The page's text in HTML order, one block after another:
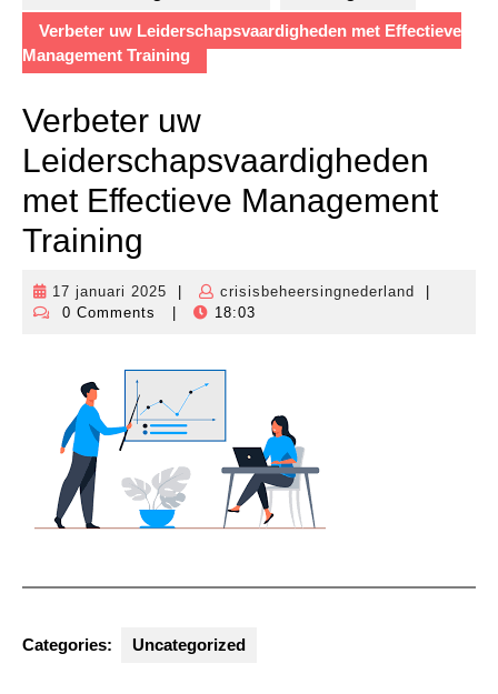
Verbeter uw Leiderschapsvaardigheden met Effectieve
Management Training
Verbeter uw
Leiderschapsvaardigheden
met Effectieve Management
Training
17 januari 2025
17
januari
crisisbeheersingnederland
0 Comments
18:03
Categories: Uncategorized